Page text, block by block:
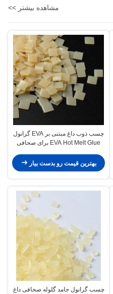
مشاهده بیشتر >>
چسب ذوب داغ مبتنی بر EVA گرانول
EVA Hot Melt Glue برای صحافی
بهترین قیمت رو بدست بیار
چسب گرانول جامد گلوله صحافی داغ